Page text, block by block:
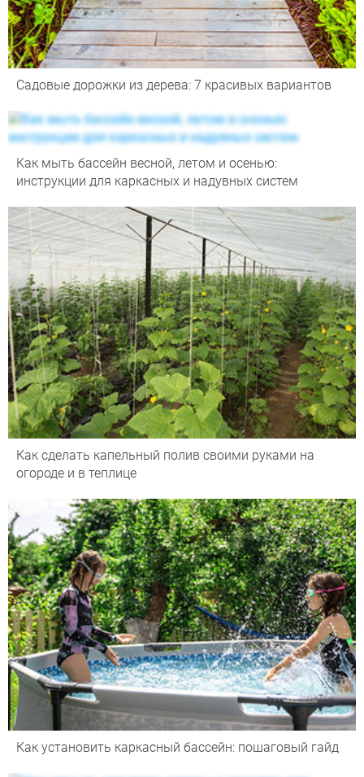
Садовые дорожки из дерева: 7 красивых вариантов
Как мыть бассейн весной, летом и осенью:
инструкции для каркасных и надувных систем
Как сделать капельный полив своими руками на
огороде и в теплице
Как установить каркасный бассейн: пошаговый гайд